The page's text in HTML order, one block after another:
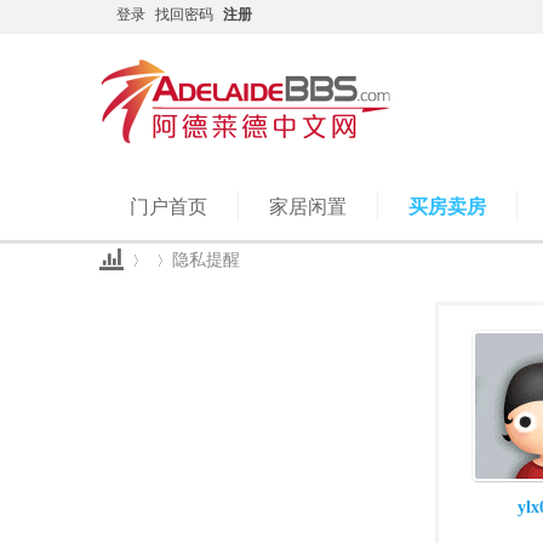
登录 找回密码 注册
门户首页 家居闲置 买房卖房
隐私提醒